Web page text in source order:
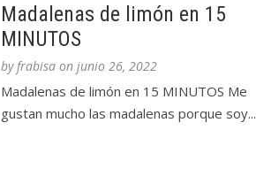
Madalenas de limón en 15
MINUTOS
byfrabisa on junio 26, 2022
Madalenas de limón en 15 MINUTOS Me
gustan mucho las madalenas porque soy...